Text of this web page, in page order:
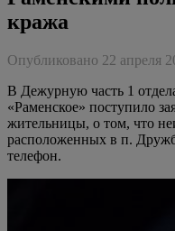
кража
Опубликовано 22 апреля
В Дежурную часть 1
«Раменское» поступило
жительницы, о том, что
расположенных в п.
телефон.